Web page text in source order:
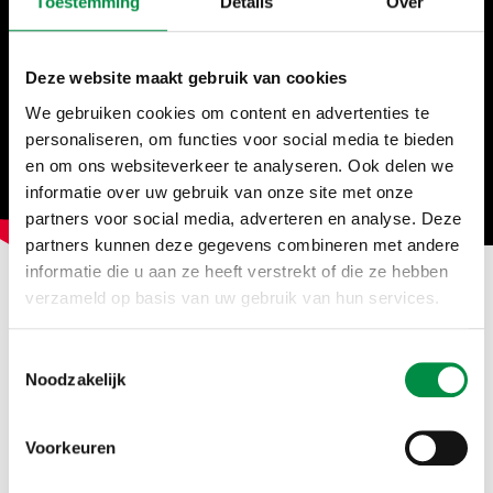
Deze website maakt gebruik van cookies
We gebruiken cookies om content en advertenties te
personaliseren, om functies voor social media te bieden
en om ons websiteverkeer te analyseren. Ook delen we
informatie over uw gebruik van onze site met onze
partners voor social media, adverteren en analyse. Deze
partners kunnen deze gegevens combineren met andere
informatie die u aan ze heeft verstrekt of die ze hebben
verzameld op basis van uw gebruik van hun services.
Noodzakelijk
Voorkeuren
webinars terug uit de
reeks Positieve